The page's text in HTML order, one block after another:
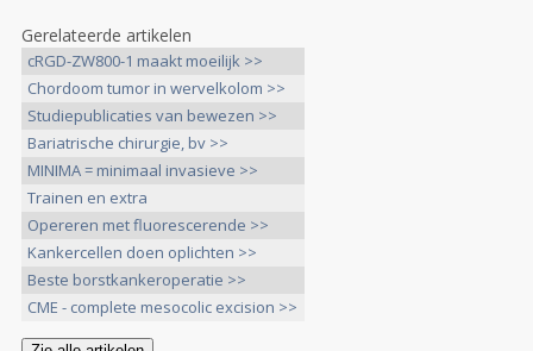
Gerelateerde artikelen
cRGD-ZW800-1 maakt moeilijk >>
Chordoom tumor in wervelkolom >>
Studiepublicaties van bewezen >>
Bariatrische chirurgie, bv >>
MINIMA = minimaal invasieve >>
Trainen en extra
voedingsprogramma >>
Opereren met fluorescerende >>
Kankercellen doen oplichten >>
Beste borstkankeroperatie >>
CME - complete mesocolic excision >>